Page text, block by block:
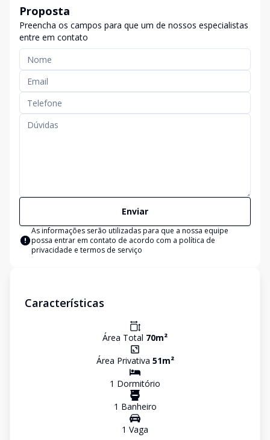
Proposta
Preencha os campos para que um de nossos especialistas
entre em contato
Enviar
As informações serão utilizadas para que a nossa equipe
possa entrar em contato de acordo com a política de
privacidade e termos de serviço
Características
Área Total 70m²
Área Privativa 51m²
1 Dormitório
1 Banheiro
1 Vaga